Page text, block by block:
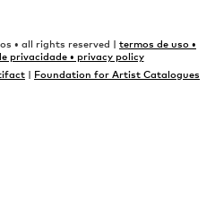
• all rights reserved | termos de uso •
privacidade • privacy policy
| Foundation for Artist Catalogues